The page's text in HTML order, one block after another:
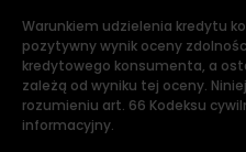
Warunkiem udzielenia kredytu
pozytywny wynik oceny
kredytowego konsumenta, a
zależą od wyniku tej oceny.
rozumieniu art. 66 Kodeksu
informacyjny.